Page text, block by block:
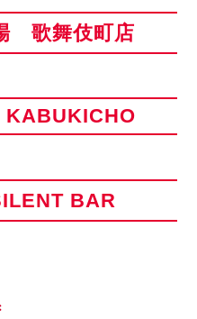
歌舞伎町店
BAR